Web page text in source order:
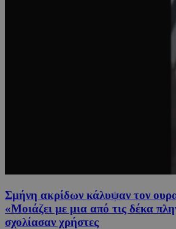
Σμήνη ακρίδων κάλυψαν τον
«Μοιάζει με μια από τις δέκα
σχολίασαν χρήστες